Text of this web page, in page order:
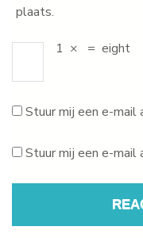
plaats.
1 × = eight
Stuur mij een e-mail
Stuur mij een e-mail